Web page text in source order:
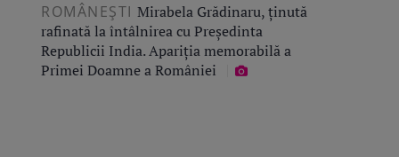
ROMÂNEŞTI Mirabela Grădinaru, ținută
rafinată la întâlnirea cu Președinta
Republicii India. Apariția memorabilă a
Primei Doamne a României